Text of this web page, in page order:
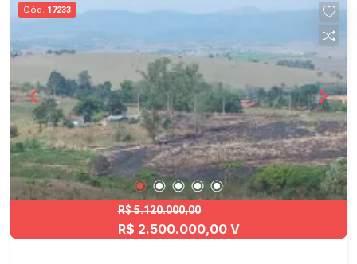
Cód. 17233
R$ 5.120.000,00
R$ 2.500.000,00 V